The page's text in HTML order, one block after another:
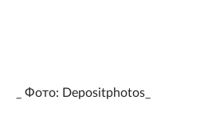
_ Фото: Depositphotos_